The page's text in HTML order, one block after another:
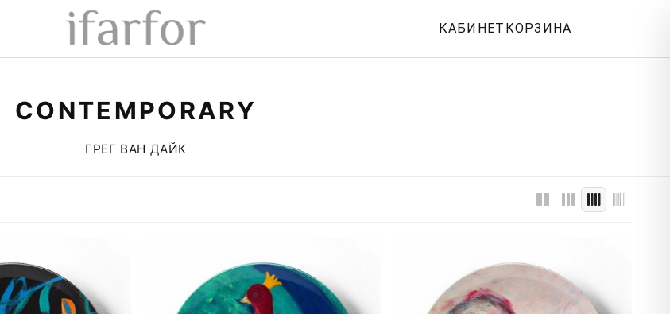
КАБИНЕТ КОРЗИНА
CONTEMPORARY
ГРЕГ ВАН ДАЙК